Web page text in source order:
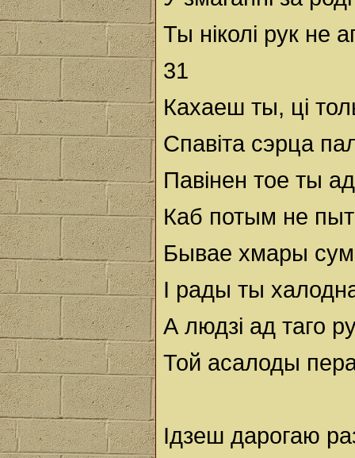
Ты ніколі рук не
31
Кахаеш ты, ці
Спавіта сэрца
Павінен тое ты
Каб потым не
Бывае хмары
І рады ты
А людзі ад таго
Той асалоды
Ідзеш дарогаю